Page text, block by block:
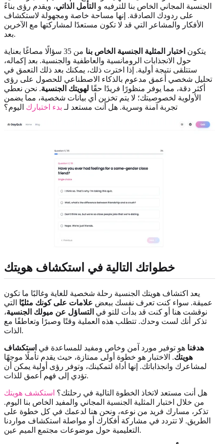
الجنسية المجاني الخاص بنا للترفيه و التأمل الذاتي، ويقدم رؤى بناءً
على ردودك الصادقة. إنها مساحة خاصة ومجهولة لاستكشاف
الأفكار والمشاعر التي قد لا تكون مستعدًا لمشاركتها مع الآخرين
بعد.
يتكون اختبار المثلية الجنسية الخاص بنا
من 35 سؤالًا مصاغًا بعناية
حول الانجذابات الرومانسية والعاطفية والجنسية. بعد إكماله،
ستتلقى نتيجة أولية. إذا اخترت ذلك، يمكنك بعد ذلك التعمق في
تحليل شخصي أعمق مدعوم بالذكاء الاصطناعي للحصول على رؤى
أكثر دقة، مما يوفر منظورًا فريدًا حقًا لهويتك الجنسية. نحن نعطي
الأولوية لخصوصيتك؛ لا يتم تخزين أي بيانات شخصية، مما يضمن
تجربة آمنة وسرية. هل أنت مستعد لـ بدء اختبارك اليوم؟
خطواتك التالية في استكشاف هويتك
يعد اكتشاف هويتك الجنسية رحلة شخصية للغاية وغالبًا ما تكون
عميقة. سواء كنت تعرف نفسك ببعض علامات على كونك مثليًا التي
نوقشت هنا أو كنت قد بدأت للتو في التساؤل عن ميولك الجنسية،
تذكر أنك لست وحدك. تتطلب هذه العملية وقتًا وصبرًا وتعاطفًا مع
الذات.
هدفنا هو توفير مورد آمن وخاص ومفيد للمساعدة في استكشاف
هويتك. الاختبار هو خطوة أولى ممتازة، حيث يقدم تأملًا موجهًا
لمشاعرك وانجذاباتك. إنها أداة لتمكينك، وتوفر رؤى أولية يمكن أن
تؤدي إلى فهم أعمق للذات.
هل أنت مستعد لاتخاذ الخطوة التالية في رحلتك؟ استكشف هويتك
من خلال اختبار المثلية الجنسية المجاني والمفيد الخاص بنا اليوم.
تذكر، مسارك فريد من نوعه، ونحن هنا لدعمك في كل خطوة على
الطريق. لا تتردد في مشاركة أفكارك أو مواصلة استكشاف مواردنا
التعليمية حول موضوعات مجتمع الميم عين.